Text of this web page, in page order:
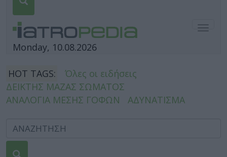
Monday, 10.08.2026
HOT TAGS:
Όλες οι ειδήσεις
ΔΕΙΚΤΗΣ ΜΑΖΑΣ ΣΩΜΑΤΟΣ
ΑΝΑΛΟΓΙΑ ΜΕΣΗΣ ΓΟΦΩΝ
ΑΔΥΝΑΤΙΣΜΑ